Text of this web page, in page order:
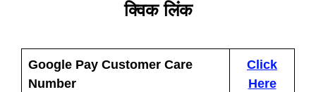
क्विक लिंक
Google Pay Customer Care
Number
Click
Here